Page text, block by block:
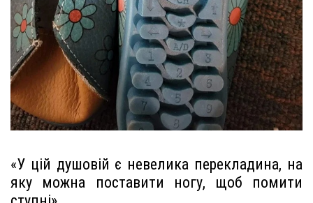
«У цій душовій є невелика перекладина, на
яку можна поставити ногу, щоб помити